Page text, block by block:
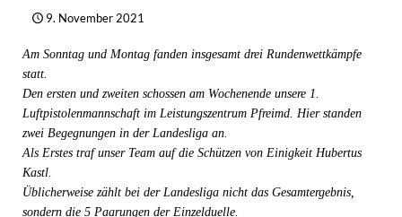
9. November 2021
Am Sonntag und Montag fanden insgesamt drei Rundenwettkämpfe
statt.
Den ersten und zweiten schossen am Wochenende unsere 1.
Luftpistolenmannschaft im Leistungszentrum Pfreimd. Hier standen
zwei Begegnungen in der Landesliga an.
Als Erstes traf unser Team auf die Schützen von Einigkeit Hubertus
Kastl.
Üblicherweise zählt bei der Landesliga nicht das Gesamtergebnis,
sondern die 5 Paarungen der Einzelduelle.